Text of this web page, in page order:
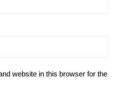
website in this browser for the